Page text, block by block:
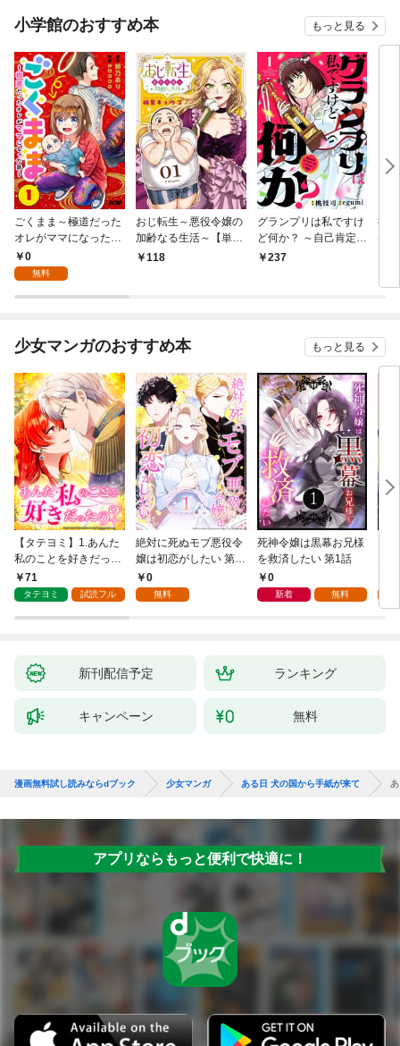
小学館のおすすめ本 もっと見る
ごくまま～極道だった
オレがママになった話
～【単話】（１）
0
無料
おじ転生～悪役令嬢の
加齢なる生活～【単
話】（１）
118
グランプリは私ですけ
ど何か？ ～自己肯定モ
ンスターのミスコン無
237
後
は
少女マンガのおすすめ本 もっと見る
【タテヨミ】1.あんた
私のことを好きだった
の？
71
タテヨミ 試読フル
絶対に死ぬモブ悪役令
嬢は初恋がしたい 第1
話0
無料
死神令嬢は黒幕お兄様
を救済したい 第1話
0
新着 無料
な
新刊配信予定 ランキング
キャンペーン 無料
漫画無料試し読みならdブック 少女マンガ ある日 犬の国から手紙が来て
アプリならもっと便利で快適に！